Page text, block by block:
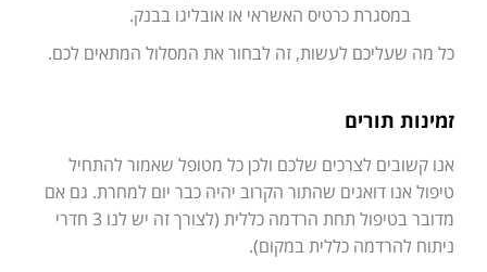
במסגרת כרטיס האשראי או אובליגו בבנק.
כל מה שעליכם לעשות, זה לבחור את המסלול המתאים לכם.
זמינות תורים
אנו קשובים לצרכים שלכם ולכן כל מטופל שאמור להתחיל
טיפול אנו דואגים שהתור הקרוב יהיה כבר יום למחרת. גם אם
מדובר בטיפול תחת הרדמה כללית (לצורך זה יש לנו 3 חדרי
ניתוח להרדמה כללית במקום).